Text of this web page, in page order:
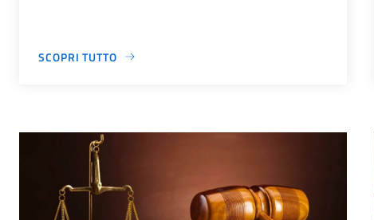
SCOPRI TUTTO